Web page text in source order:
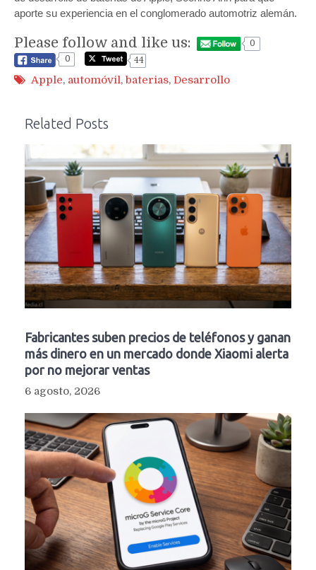
aporte su experiencia en el conglomerado automotriz alemán.
Please follow and like us:
0
0
44
Apple, automóvil, baterias, Desarrollo
Related Posts
Fabricantes suben precios de teléfonos y ganan
más dinero en un mercado donde Xiaomi alerta
por no mejorar ventas
6 agosto, 2026